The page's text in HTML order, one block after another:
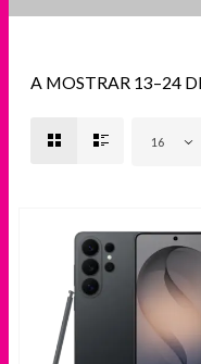
A MOSTRAR 13–24
16